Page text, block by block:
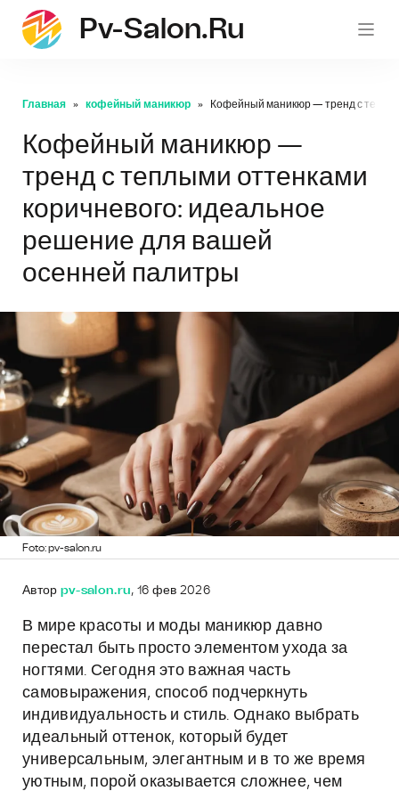
pv-
Pv-Salon.ru
Главная кофейный маникюр Кофейный маникюр — тренд с
Кофейный маникюр —
тренд с теплыми оттенками
коричневого: идеальное
решение для вашей
осенней палитры
Foto: pv-salon.ru
Автор pv-salon.ru, 16 фев 2026
В мире красоты и моды маникюр давно
перестал быть просто элементом ухода за
ногтями. Сегодня это важная часть
самовыражения, способ подчеркнуть
индивидуальность и стиль. Однако выбрать
идеальный оттенок, который будет
универсальным, элегантным и в то же время
уютным, порой оказывается сложнее, чем